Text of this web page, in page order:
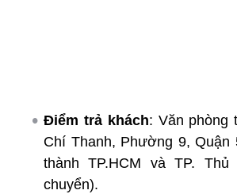
Điểm trả khách: Văn phòng
Chí Thanh, Phường 9, Quận
thành TP.HCM và TP.
chuyển).